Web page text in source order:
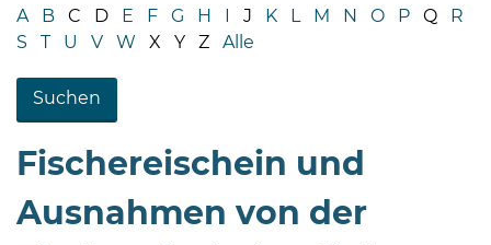
Fr
08
Uhr
Do
A B C D E F G H I J K L M N O P Q
R
S
T U V W X Y Z Alle
Fischereischein und
Ausnahmen von der